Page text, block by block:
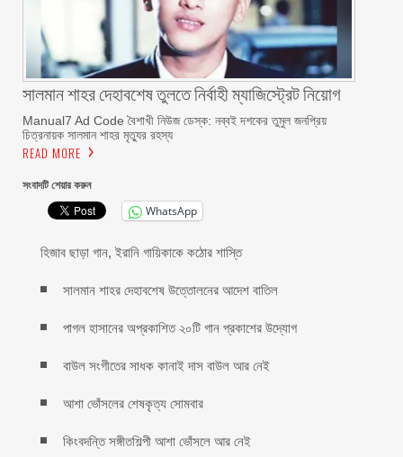
সালমান শাহর দেহাবশেষ তুলতে নির্বাহী ম্যাজিস্ট্রেট নিয়োগ
Manual7 Ad Code বৈশাখী নিউজ ডেস্ক: নব্বই দশকের তুমুল জনপ্রিয়
চিত্রনায়ক সালমান শাহর মৃত্যুর রহস্য
READ MORE
সংবাদটি শেয়ার করুন
WhatsApp
হিজাব ছাড়া গান, ইরানি গায়িকাকে কঠোর শাস্তি
সালমান শাহর দেহাবশেষ উত্তোলনের আদেশ বাতিল
পাগল হাসানের অপ্রকাশিত ২০টি গান প্রকাশের উদ্যোগ
বাউল সংগীতের সাধক কানাই দাস বাউল আর নেই
আশা ভোঁসলের শেষকৃত্য সোমবার
কিংবদন্তি সঙ্গীতশিল্পী আশা ভোঁসলে আর নেই